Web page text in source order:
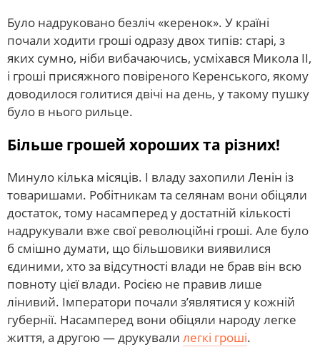
Було надруковано безліч «керенок». У країні
почали ходити гроші одразу двох типів: старі, з
яких сумно, ніби вибачаючись, усміхався Микола II,
і гроші присяжного повіреного Керенського, якому
доводилося голитися двічі на день, у такому пушку
було в нього рильце.
Більше грошей хороших та різних!
Минуло кілька місяців. І владу захопили Ленін із
товаришами. Робітникам та селянам вони обіцяли
достаток, тому насамперед у достатній кількості
надрукували вже свої революційні гроші. Але було
б смішно думати, що більшовики виявилися
єдиними, хто за відсутності влади не брав він всю
повноту цієї влади. Росією не правив лише
лінивий. Імператори почали з’являтися у кожній
губернії. Насамперед вони обіцяли народу легке
життя, а другою — друкували легкі гроші.